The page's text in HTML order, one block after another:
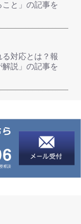
と」の記事を
る対応とは？報
説」の記事を